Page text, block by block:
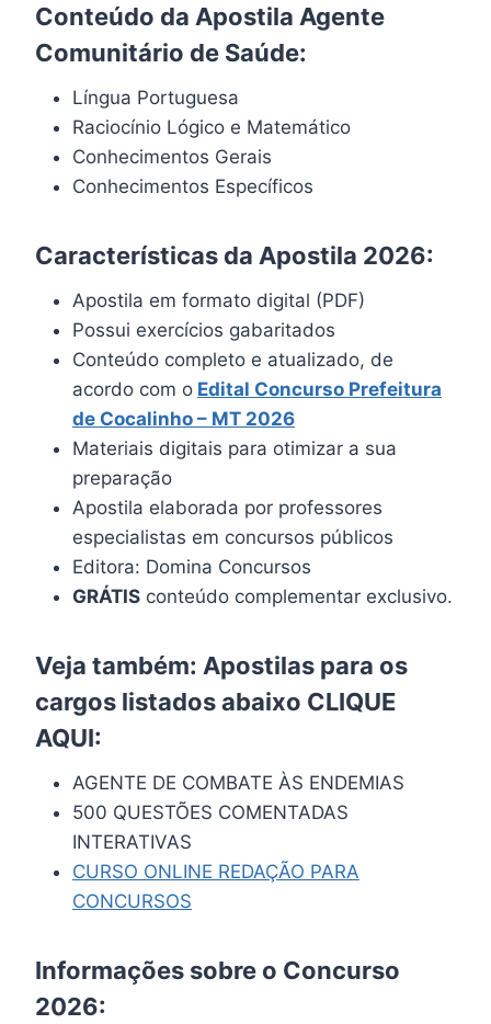
Conteúdo da Apostila Agente
Comunitário de Saúde:
Língua Portuguesa
Raciocínio Lógico e Matemático
Conhecimentos Gerais
Conhecimentos Específicos
Características da Apostila 2026:
Apostila em formato digital (PDF)
Possui exercícios gabaritados
Conteúdo completo e atualizado, de
acordo com o Edital Concurso Prefeitura
de Cocalinho – MT 2026
Materiais digitais para otimizar a sua
preparação
Apostila elaborada por professores
especialistas em concursos públicos
Editora: Domina Concursos
GRÁTIS conteúdo complementar exclusivo.
Veja também: Apostilas para os
cargos listados abaixo CLIQUE
AQUI:
AGENTE DE COMBATE ÀS ENDEMIAS
500 QUESTÕES COMENTADAS
INTERATIVAS
CURSO ONLINE REDAÇÃO PARA
CONCURSOS
Informações sobre o Concurso
2026: